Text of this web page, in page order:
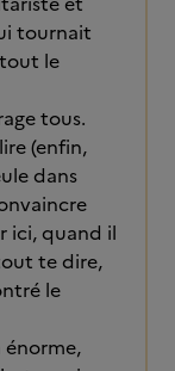
tournait
le
tous.
(enfin,
dans
ici, quand il
te dire,
le
énorme,